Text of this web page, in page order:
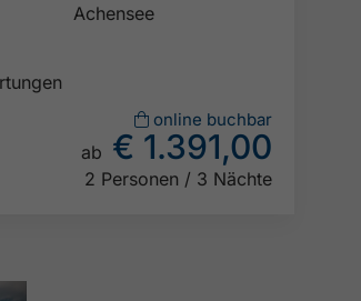
Achensee
online buchbar
ab € 1.391,00
2 Personen / 3 Nächte